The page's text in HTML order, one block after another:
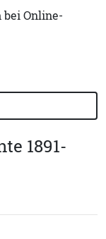
Online-
1891-